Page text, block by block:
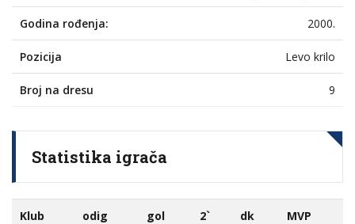
Godina rođenja: 2000.
Pozicija Levo krilo
Broj na dresu 9
Statistika igrača
Klub odig gol 2` dk MVP